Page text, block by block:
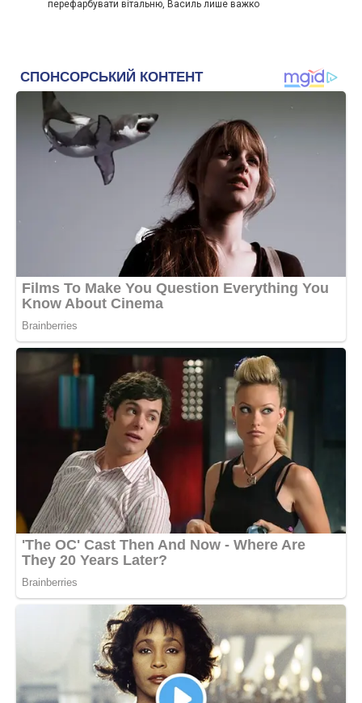
перефарбувати вітальню, Василь лише важко